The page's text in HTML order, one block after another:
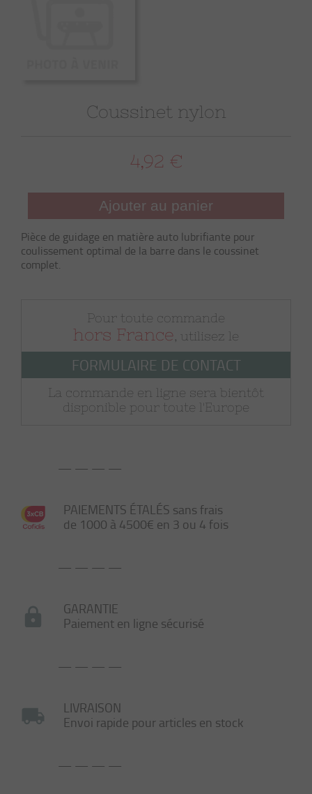
Coussinet nylon
4,92 €
Ajouter au panier
Pièce de guidage en matière auto lubrifiante pour
coulissement optimal de la barre dans le coussinet
complet.
Pour toute commande
hors France , utilisez le
FORMULAIRE DE CONTACT
La commande en ligne sera bientôt
disponible pour toute l'Europe
— — — —
PAIEMENTS ÉTALÉS sans frais
de 1000 à 4500€ en 3 ou 4 fois
— — — —
GARANTIE
Paiement en ligne sécurisé
— — — —
LIVRAISON
Envoi rapide pour articles en stock
— — — —